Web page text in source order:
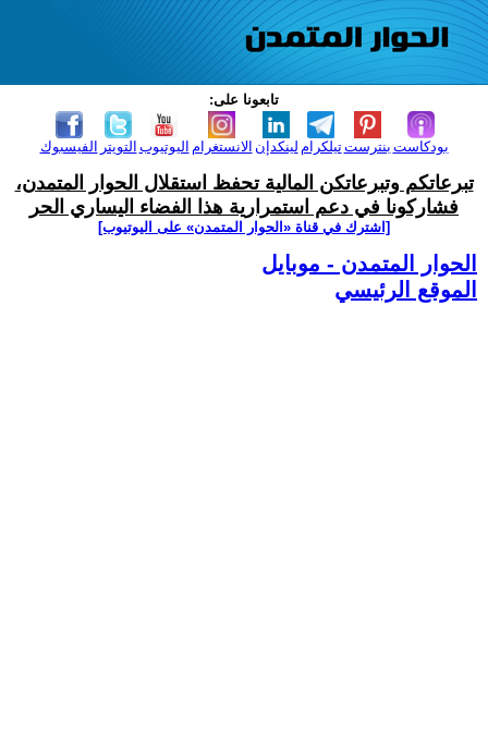
تابعونا على:
الفيسبوك التويتر اليوتيوب الانستغرام لينكدإن تيلكرامبنترست بودكاست
تبرعاتكم وتبرعاتكن المالية تحفظ استقلال الحوار المتمدن،
فشاركونا في دعم استمرارية هذا الفضاء اليساري الحر
[اشترك في قناة ‫«الحوار المتمدن» على اليوتيوب]
الحوار المتمدن - موبايل
الموقع الرئيسي